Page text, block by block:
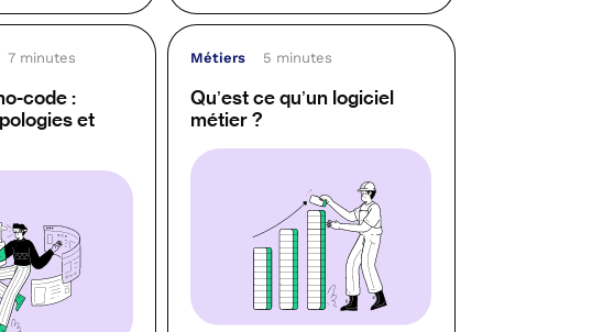
7 minutes
code :
et
Métiers 5 minutes
Qu’est ce qu’un logiciel
métier ?